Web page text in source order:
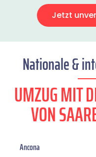
Jetzt
Nationale &
UMZUG MIT
VON
Ancona